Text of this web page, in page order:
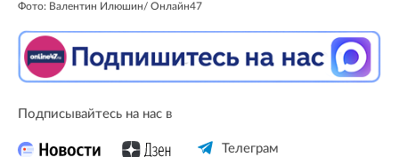
Фото: Валентин Илюшин/ Oнлайн47
Подписывайтесь на нас в
Телеграм